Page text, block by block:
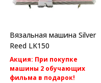
Вязальная машина Silver
Reed LK150
Акция: При покупке
машины 2 обучающих
фильма в подарок!